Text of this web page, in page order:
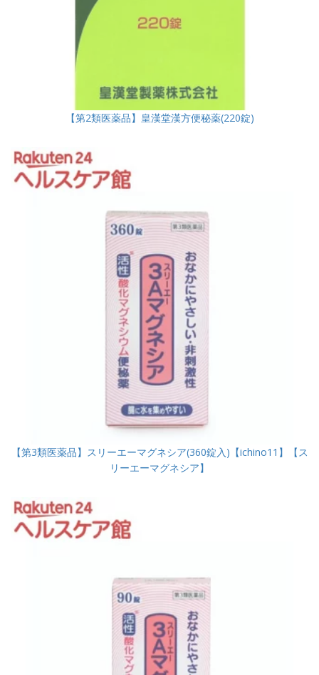
【第2類医薬品】皇漢堂漢方便秘薬(220錠)
【第3類医薬品】スリーエーマグネシア(360錠入)【ichino11】【ス
リーエーマグネシア】